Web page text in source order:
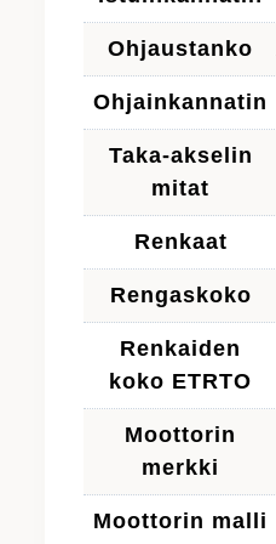
Ohjaustanko
Ohjainkannatin
Taka-akselin
mitat
Renkaat
Rengaskoko
Renkaiden
koko ETRTO
Moottorin
merkki
Moottorin malli